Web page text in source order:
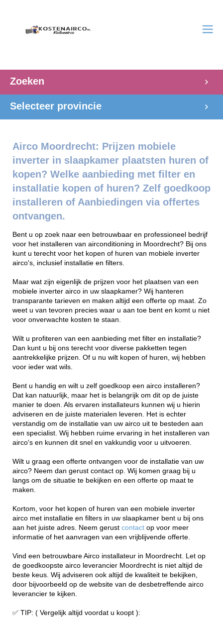
Zoeken
Selecteer provincie
Airco Moordrecht: Prijzen mobiele
inverter in slaapkamer plaatsten huren of
kopen? Welke aanbieding met filter en
installatie kopen of huren? Zelf goedkoop
installeren of Aanbiedingen via offertes
ontvangen.
Bent u op zoek naar een betrouwbaar en professioneel bedrijf
voor het installeren van airconditioning in Moordrecht? Bij ons
kunt u terecht voor het kopen of huren van mobiele inverter
airco's, inclusief installatie en filters.
Maar wat zijn eigenlijk de prijzen voor het plaatsen van een
mobiele inverter airco in uw slaapkamer? Wij hanteren
transparante tarieven en maken altijd een offerte op maat. Zo
weet u van tevoren precies waar u aan toe bent en komt u niet
voor onverwachte kosten te staan.
Wilt u profiteren van een aanbieding met filter en installatie?
Dan kunt u bij ons terecht voor diverse pakketten tegen
aantrekkelijke prijzen. Of u nu wilt kopen of huren, wij hebben
voor ieder wat wils.
Bent u handig en wilt u zelf goedkoop een airco installeren?
Dat kan natuurlijk, maar het is belangrijk om dit op de juiste
manier te doen. Als ervaren installateurs kunnen wij u hierin
adviseren en de juiste materialen leveren. Het is echter
verstandig om de installatie van uw airco uit te besteden aan
een specialist. Wij hebben ruime ervaring in het installeren van
airco's en kunnen dit snel en vakkundig voor u uitvoeren.
Wilt u graag een offerte ontvangen voor de installatie van uw
airco? Neem dan gerust contact op. Wij komen graag bij u
langs om de situatie te bekijken en een offerte op maat te
maken.
Kortom, voor het kopen of huren van een mobiele inverter
airco met installatie en filters in uw slaapkamer bent u bij ons
aan het juiste adres. Neem gerust contact op voor meer
informatie of het aanvragen van een vrijblijvende offerte.
Vind een betrouwbare Airco installateur in Moordrecht. Let op
de goedkoopste airco leverancier Moordrecht is niet altijd de
beste keus. Wij adviseren ook altijd de kwaliteit te bekijken,
door bijvoorbeeld op de website van de desbetreffende airco
leverancier te kijken.
✅ TIP: ( Vergelijk altijd voordat u koopt ):